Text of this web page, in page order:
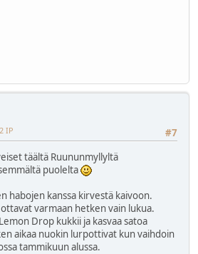
#7
IP
täältä Ruununmyllyltä
puolelta
habojen kanssa kirvestä kaivoon.
varmaan hetken vain lukua.
Drop kukkii ja kasvaa satoa
aikaa nuokin lurpottivat kun vaihdoin
tammikuun alussa.